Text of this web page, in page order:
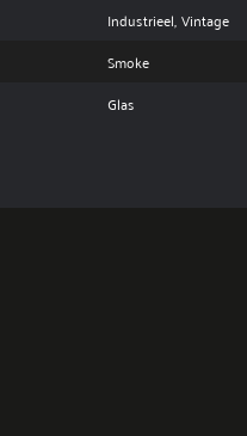
Industrieel, Vintage
Smoke
Glas